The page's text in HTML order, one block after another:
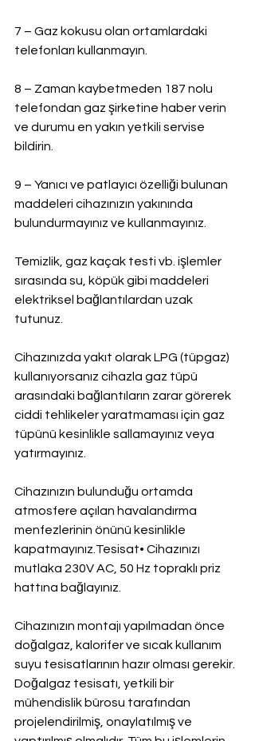
7 – Gaz kokusu olan ortamlardaki
telefonları kullanmayın.
8 – Zaman kaybetmeden 187 nolu
telefondan gaz şirketine haber verin
ve durumu en yakın yetkili servise
bildirin.
9 – Yanıcı ve patlayıcı özelliği bulunan
maddeleri cihazınızın yakınında
bulundurmayınız ve kullanmayınız.
Temizlik, gaz kaçak testi vb. işlemler
sırasında su, köpük gibi maddeleri
elektriksel bağlantılardan uzak
tutunuz.
Cihazınızda yakıt olarak LPG (tüpgaz)
kullanıyorsanız cihazla gaz tüpü
arasındaki bağlantıların zarar görerek
ciddi tehlikeler yaratmaması için gaz
tüpünü kesinlikle sallamayınız veya
yatırmayınız.
Cihazınızın bulunduğu ortamda
atmosfere açılan havalandırma
menfezlerinin önünü kesinlikle
kapatmayınız.Tesisat• Cihazınızı
mutlaka 230V AC, 50 Hz topraklı priz
hattına bağlayınız.
Cihazınızın montajı yapılmadan önce
doğalgaz, kalorifer ve sıcak kullanım
suyu tesisatlarının hazır olması gerekir.
Doğalgaz tesisatı, yetkili bir
mühendislik bürosu tarafından
projelendirilmiş, onaylatılmış ve